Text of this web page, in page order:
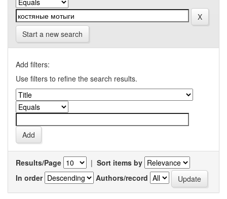
Start a new search
Add filters:
Use filters to refine the search results.
Results/Page | Sort items by
In order
Authors/record